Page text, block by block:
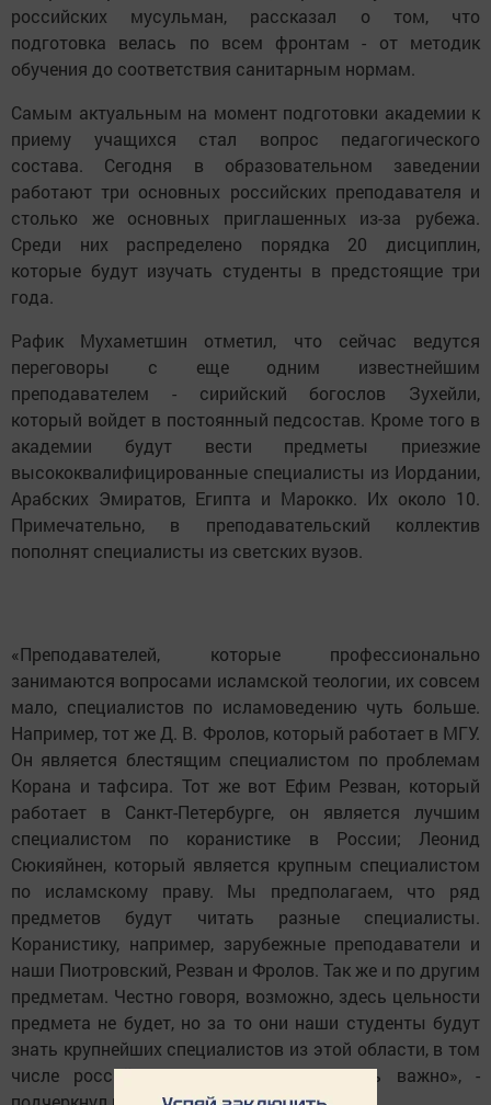
российских мусульман, рассказал о том, что
подготовка велась по всем фронтам - от методик
обучения до соответствия санитарным нормам.
Самым актуальным на момент подготовки академии к
приему учащихся стал вопрос педагогического
состава. Сегодня в образовательном заведении
работают три основных российских преподавателя и
столько же основных приглашенных из-за рубежа.
Среди них распределено порядка 20 дисциплин,
которые будут изучать студенты в предстоящие три
года.
Рафик Мухаметшин отметил, что сейчас ведутся
переговоры с еще одним известнейшим
преподавателем - сирийский богослов Зухейли,
который войдет в постоянный педсостав. Кроме того в
академии будут вести предметы приезжие
высококвалифицированные специалисты из Иордании,
Арабских Эмиратов, Египта и Марокко. Их около 10.
Примечательно, в преподавательский коллектив
пополнят специалисты из светских вузов.
«Преподавателей, которые профессионально
занимаются вопросами исламской теологии, их совсем
мало, специалистов по исламоведению чуть больше.
Например, тот же Д. В. Фролов, который работает в МГУ.
Он является блестящим специалистом по проблемам
Корана и тафсира. Тот же вот Ефим Резван, который
работает в Санкт-Петербурге, он является лучшим
специалистом по коранистике в России; Леонид
Сюкияйнен, который является крупным специалистом
по исламскому праву. Мы предполагаем, что ряд
предметов будут читать разные специалисты.
Коранистику, например, зарубежные преподаватели и
наши Пиотровский, Резван и Фролов. Так же и по другим
предметам. Честно говоря, возможно, здесь цельности
предмета не будет, но за то они наши студенты будут
знать крупнейших специалистов из этой области, в том
числе российских. Я думаю, это очень важно», -